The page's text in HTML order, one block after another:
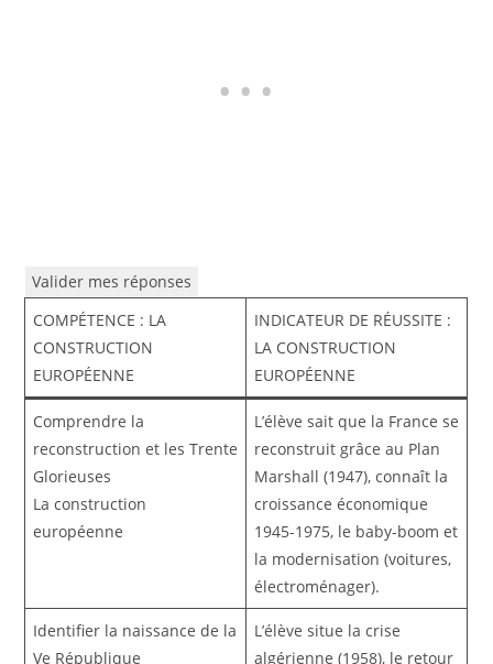
Valider mes réponses
COMPÉTENCE : LA
CONSTRUCTION
EUROPÉENNE
INDICATEUR DE RÉUSSITE :
LA CONSTRUCTION
EUROPÉENNE
Comprendre la
reconstruction et les Trente
Glorieuses
La construction
européenne
L’élève sait que la France se
reconstruit grâce au Plan
Marshall (1947), connaît la
croissance économique
1945-1975, le baby-boom et
la modernisation (voitures,
électroménager).
Identifier la naissance de la
Ve République
L’élève situe la crise
algérienne (1958), le retour